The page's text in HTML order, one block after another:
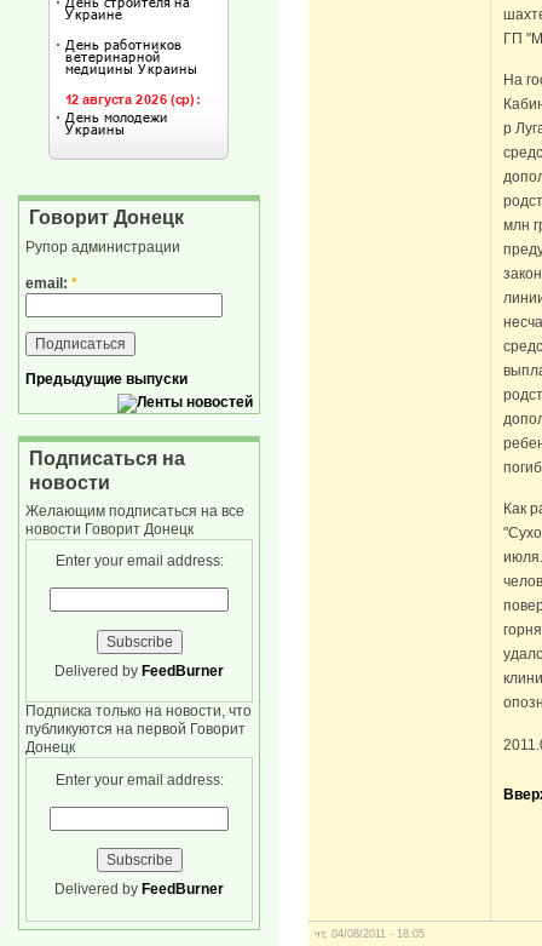
ГП
На
р
млн
Как
чт, 04/08/2011 - 18:05
Говорит Донецк
Рупор администрации
email: *
Предыдущие выпуски
Подписаться на
новости
Желающим подписаться на все
новости Говорит Донецк
Enter your email address:
Delivered by FeedBurner
Подписка только на новости, что
публикуются на первой Говорит
Донецк
Enter your email address:
Delivered by FeedBurner